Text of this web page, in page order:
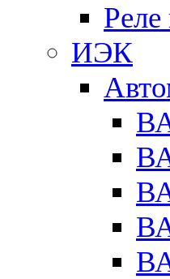
ИЭК